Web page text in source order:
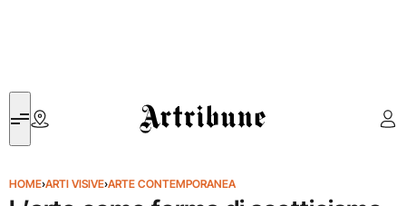
Artribune
HOME›ARTI VISIVE›ARTE CONTEMPORANEA